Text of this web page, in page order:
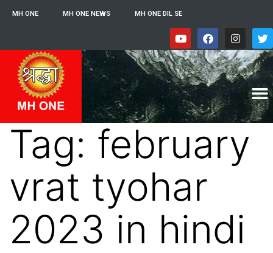
MH ONE MH ONE NEWS MH ONE DIL SE
Tag: february
vrat tyohar
2023 in hindi